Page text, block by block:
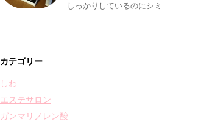
しっかりしているのにシミ …
カテゴリー
しわ
エステサロン
ガンマリノレン酸